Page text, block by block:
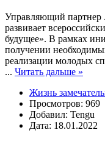
Управляющий
развивает
будущее». В рамках
получении
реализации молодых
... Читать дальше »
Жизнь
Просмотров: 969
Добавил: Tengu
Дата: 18.01.2022